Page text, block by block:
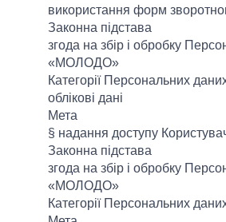
використання форм
Законна підстава
згода на збір і обробку
«МОЛОДО»
Категорії Персональних
облікові дані
Мета
§ надання доступу
Законна підстава
згода на збір і обробку
«МОЛОДО»
Категорії Персональних